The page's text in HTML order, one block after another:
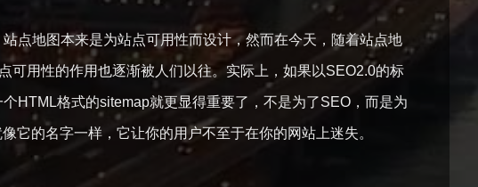
点地图本来是为站点可用性而设计，然而在今天，随着站点地
可用性的作用也逐渐被人们以往。实际上，如果以SEO2.0的标
HTML格式的sitemap就更显得重要了，不是为了SEO，而是为
它的名字一样，它让你的用户不至于在你的网站上迷失。